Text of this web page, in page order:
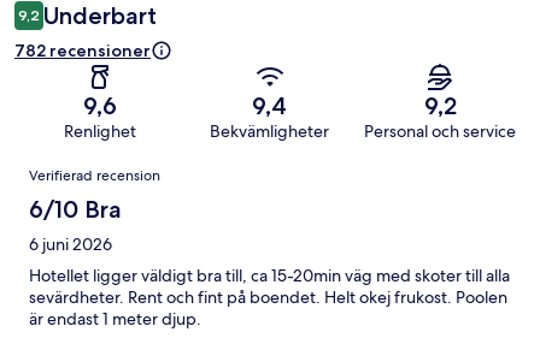
9,2 Underbart
782 recensioner
9,6
Renlighet
9,4
Bekvämligheter
9,2
Personal och service
Recensioner
Verifierad recension
6/10 Bra
6 juni 2026
Hotellet ligger väldigt bra till, ca 15-20min väg med skoter till alla
sevärdheter. Rent och fint på boendet. Helt okej frukost. Poolen
är endast 1 meter djup.